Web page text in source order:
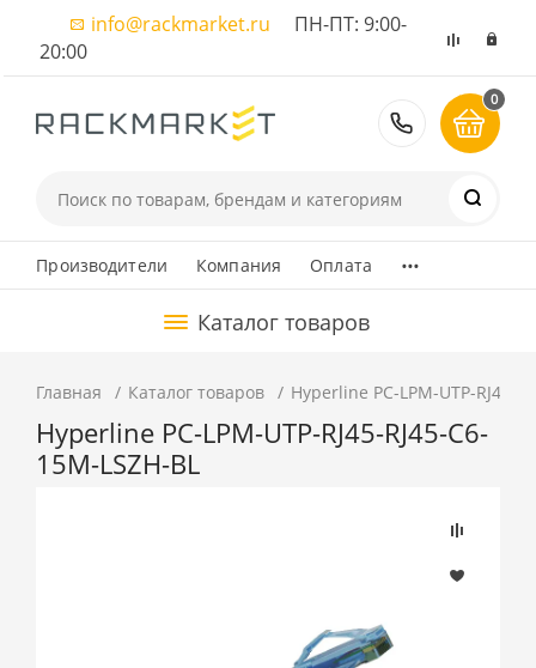
info@rackmarket.ru ПН-ПТ: 9:00-
20:00
8 (495)
0
Производители Компания Оплата ...
Каталог товаров
Главная Каталог товаров Hyperline PC-LPM-UTP-RJ45-
Hyperline PC-LPM-UTP-RJ45-RJ45-C6-
15M-LSZH-BL